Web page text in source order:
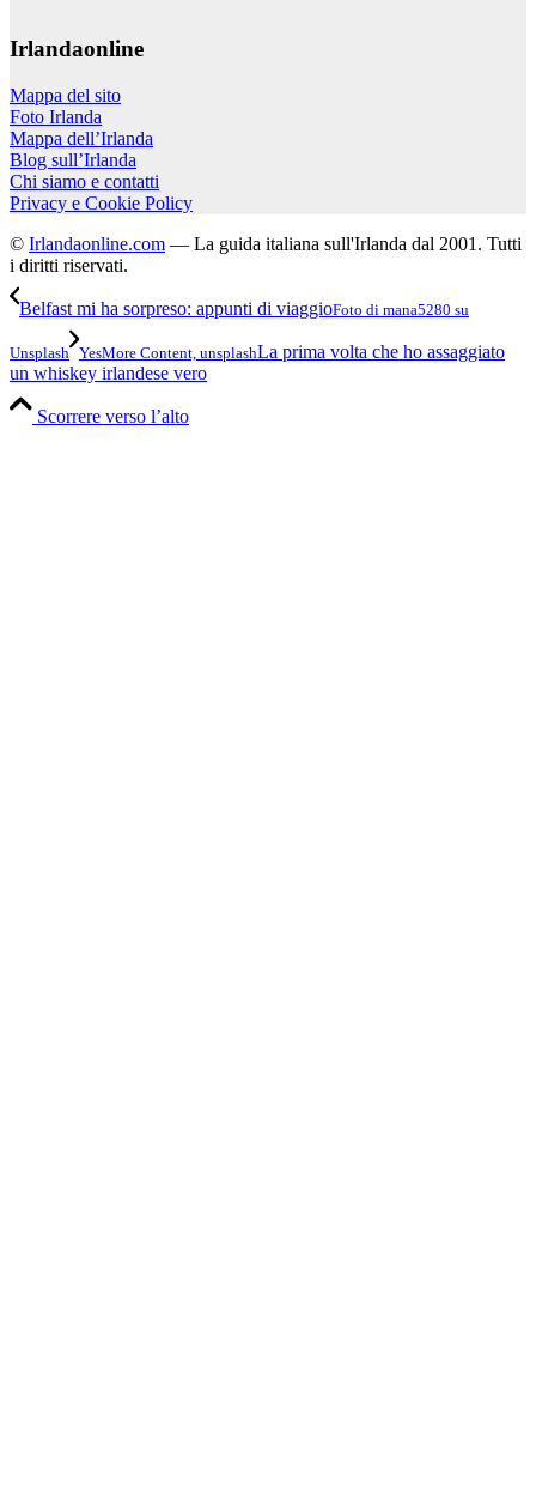
Irlandaonline
Mappa del sito
Foto Irlanda
Mappa dell’Irlanda
Blog sull’Irlanda
Chi siamo e contatti
Privacy e Cookie Policy
© Irlandaonline.com — La guida italiana sull'Irlanda dal 2001. Tutti
i diritti riservati.
Belfast mi ha sorpreso: appunti di viaggioFoto di mana5280 su
Unsplash YesMore Content, unsplashLa prima volta che ho assaggiato
un whiskey irlandese vero
Scorrere verso l’alto